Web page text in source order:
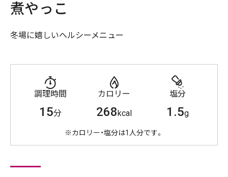
煮やっこ
冬場に嬉しいヘルシーメニュー
調理時間
15分
カロリー
268kcal
塩分
1.5g
※カロリー・塩分は1人分です。